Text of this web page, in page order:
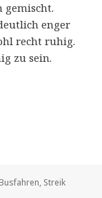
gemischt.
enger
recht ruhig.
zu sein.
Schlagwörter
Busfahren, Streik